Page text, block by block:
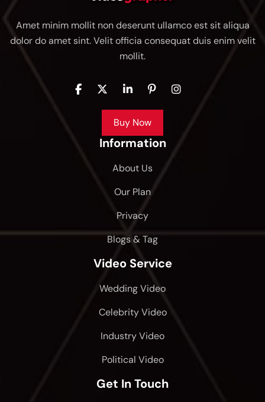
Amet minim mollit non deserunt ullamco est sit aliqua
dolor do amet sint. Velit officia consequat duis enim velit
mollit.
Buy Now
Information
About Us
Our Plan
Privacy
Blogs & Tag
Video Service
Wedding Video
Celebrity Video
Industry Video
Political Video
Get In Touch